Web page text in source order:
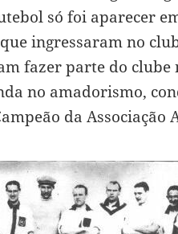
só foi aparecer
ingressaram no
fazer parte do clube
no amadorismo,
da Associação